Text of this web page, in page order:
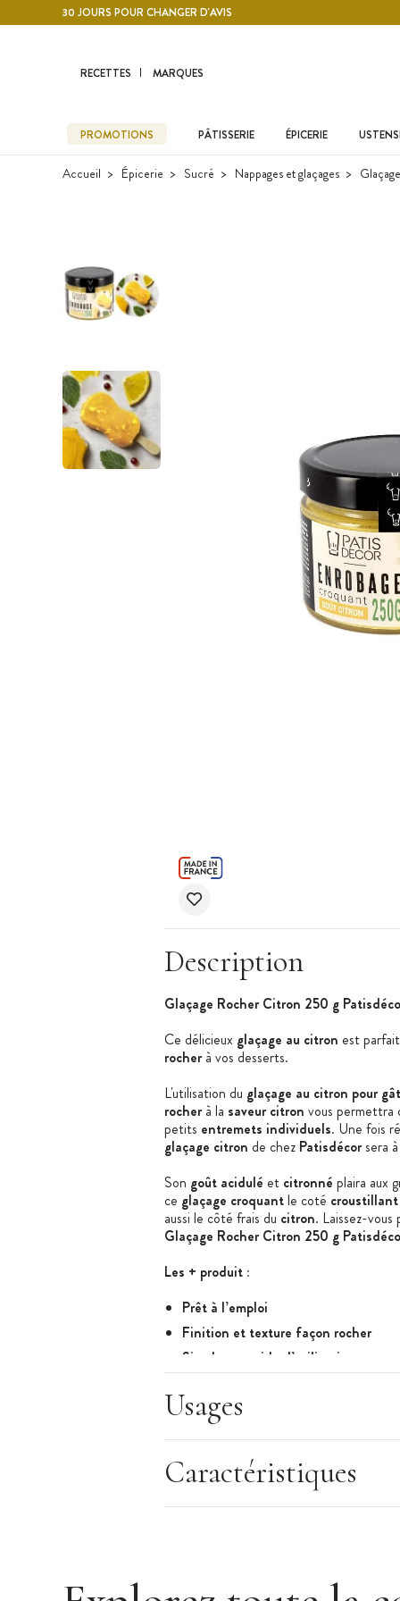
Contenu principal30 JOURS POUR CHANGER D'AVIS
RECETTES MARQUES
PROMOTIONS PÂTISSERIE ÉPICERIE
Accueil Épicerie Sucré Nappages et glaçages
Description
Glaçage Rocher Citron 250 g
Ce délicieux glaçage au citron est
rocherà vos desserts.
L'utilisation du glaçage au citron pour
rocherà la saveur citron vous permettra
petits entremets individuels. Une fois
glaçage citron de chez Patisdécorsera
Son goût acidulé et citronné plaira aux
ce glaçage croquantle coté croustillant
aussi le côté frais du citron. Laissez-
Glaçage Rocher Citron 250 g
Les + produit :
Prêt à l’emploi
Finition et texture façon rocher
Simple et rapide d’utilisation
Fabriqué en France
Caractéristiques du glaçage :
Enrobage Rocher au Citron
Conditionnement : en pot
Goût : citronné/acidulé
Peut recouvrir un entremet de 16
Usages
Caractéristiques